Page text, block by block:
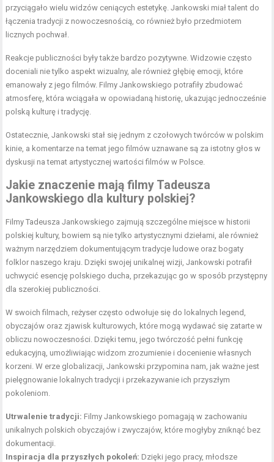
przyciągało wielu widzów ceniących estetykę. Jankowski miał talent do
łączenia tradycji z nowoczesnością, co również było przedmiotem
licznych pochwał.
Reakcje publiczności były także bardzo pozytywne. Widzowie często
doceniali nie tylko aspekt wizualny, ale również głębię emocji, które
emanowały z jego filmów. Filmy Jankowskiego potrafiły zbudować
atmosferę, która wciągała w opowiadaną historię, ukazując jednocześnie
polską kulturę i tradycję.
Ostatecznie, Jankowski stał się jednym z czołowych twórców w polskim
kinie, a komentarze na temat jego filmów uznawane są za istotny głos w
dyskusji na temat artystycznej wartości filmów w Polsce.
Jakie znaczenie mają filmy Tadeusza
Jankowskiego dla kultury polskiej?
Filmy Tadeusza Jankowskiego zajmują szczególne miejsce w historii
polskiej kultury, bowiem są nie tylko artystycznymi dziełami, ale również
ważnym narzędziem dokumentującym tradycje ludowe oraz bogaty
folklor naszego kraju. Dzięki swojej unikalnej wizji, Jankowski potrafił
uchwycić esencję polskiego ducha, przekazując go w sposób przystępny
dla szerokiej publiczności.
W swoich filmach, reżyser często odwołuje się do lokalnych legend,
obyczajów oraz zjawisk kulturowych, które mogą wydawać się zatarte w
obliczu nowoczesności. Dzięki temu, jego twórczość pełni funkcję
edukacyjną, umożliwiając widzom zrozumienie i docenienie własnych
korzeni. W erze globalizacji, Jankowski przypomina nam, jak ważne jest
pielęgnowanie lokalnych tradycji i przekazywanie ich przyszłym
pokoleniom.
Utrwalenie tradycji: Filmy Jankowskiego pomagają w zachowaniu
unikalnych polskich obyczajów i zwyczajów, które mogłyby zniknąć bez
dokumentacji.
Inspiracja dla przyszłych pokoleń: Dzięki jego pracy, młodsze